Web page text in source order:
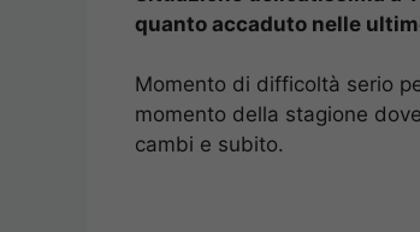
quanto accaduto nelle
Momento di difficoltà serio
momento della stagione
cambi e subito.